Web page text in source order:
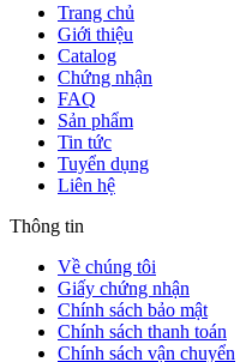
Trang chủ
Giới thiệu
Catalog
Chứng nhận
FAQ
Sản phẩm
Tin tức
Tuyển dụng
Liên hệ
Thông tin
Về chúng tôi
Giấy chứng nhận
Chính sách bảo mật
Chính sách thanh toán
Chính sách vận chuyển